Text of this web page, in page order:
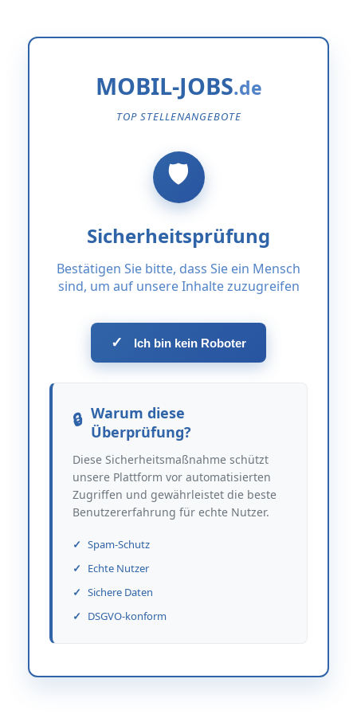
MOBIL-JOBS
TOP STELLENANGEBOTE
Sicherheitsprüfung
Bestätigen Sie bitte, dass Sie ein Mensch
sind, um auf unsere Inhalte zuzugreifen
✓ Ich bin kein Roboter
Warum diese
Überprüfung?
Diese Sicherheitsmaßnahme schützt
unsere Plattform vor automatisierten
Zugriffen und gewährleistet die beste
Benutzererfahrung für echte Nutzer.
Spam-Schutz
Echte Nutzer
Sichere Daten
DSGVO-konform